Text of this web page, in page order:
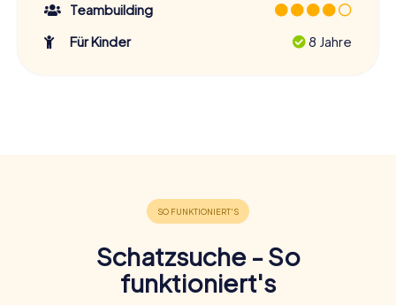
Teambuilding
Für Kinder
8 Jahre
Schatzsuche - So
funktioniert's